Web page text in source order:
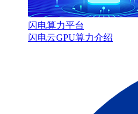
闪电算力平台
闪电云GPU算力介绍